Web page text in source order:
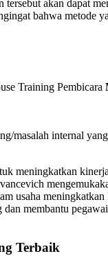
akan dapat
bahwa metode
Training Pembicara
masalah internal
meningkatkan
usaha
membantu
Terbaik